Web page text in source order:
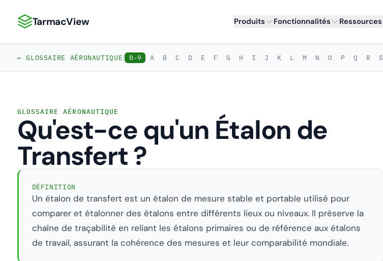
TarmacView : Analyses aéronautiques de précision
TarmacView Produits Fonctionnalités Ressources
← GLOSSAIRE AÉRONAUTIQUE| 0-9 A B C D E F G H I J K L M N O P Q R S
GLOSSAIRE AÉRONAUTIQUE
Qu'est-ce qu'un Étalon de
Transfert ?
DÉFINITION
Un étalon de transfert est un étalon de mesure stable et portable utilisé pour
comparer et étalonner des étalons entre différents lieux ou niveaux. Il préserve la
chaîne de traçabilité en reliant les étalons primaires ou de référence aux étalons
de travail, assurant la cohérence des mesures et leur comparabilité mondiale.